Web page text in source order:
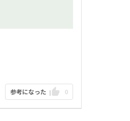
参考になった 0